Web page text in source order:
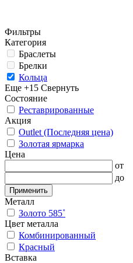
Фильтры
Категория
Браслеты
Брелки
Кольца
Еще +15 Свернуть
Состояние
Реставрированные
Акция
Outlet (Последняя цена)
Золотая ярмарка
Цена
от
до
Применить
Металл
Золото 585˚
Цвет металла
Комбинированный
Красный
Вставка